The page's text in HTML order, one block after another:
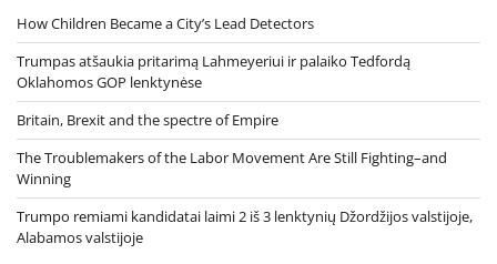
How Children Became a City’s Lead Detectors
Trumpas atšaukia pritarimą Lahmeyeriui ir palaiko Tedfordą
Oklahomos GOP lenktynėse
Britain, Brexit and the spectre of Empire
The Troublemakers of the Labor Movement Are Still Fighting–and
Winning
Trumpo remiami kandidatai laimi 2 iš 3 lenktynių Džordžijos valstijoje,
Alabamos valstijoje